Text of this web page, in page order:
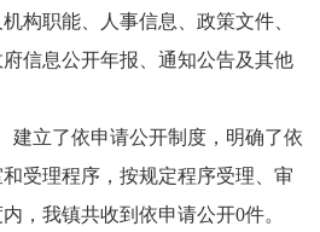
构职能、人事信息、政策文件、
信息公开年报、通知公告及其他
建立了依申请公开制度，明确了依
受理程序，按规定程序受理、审
，我镇共收到依申请公开0件。